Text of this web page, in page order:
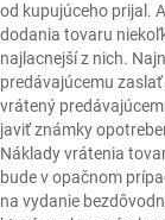
od kupujúceho prijal.
dodania tovaru
najlacnejší z nich.
predávajúcemu
vrátený
javiť známky
Náklady vrátenia
bude v opačnom
na vydanie